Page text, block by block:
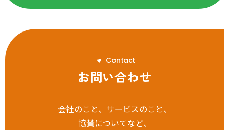
Contact
お問い合わせ
会社のこと、サービスのこと、
協賛についてなど、